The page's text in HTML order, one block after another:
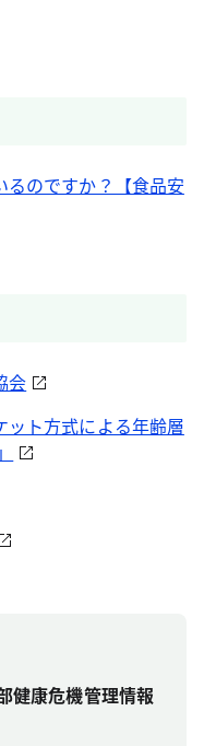
のですか？【食品安
会
ット方式による年齢層
健康危機管理情報